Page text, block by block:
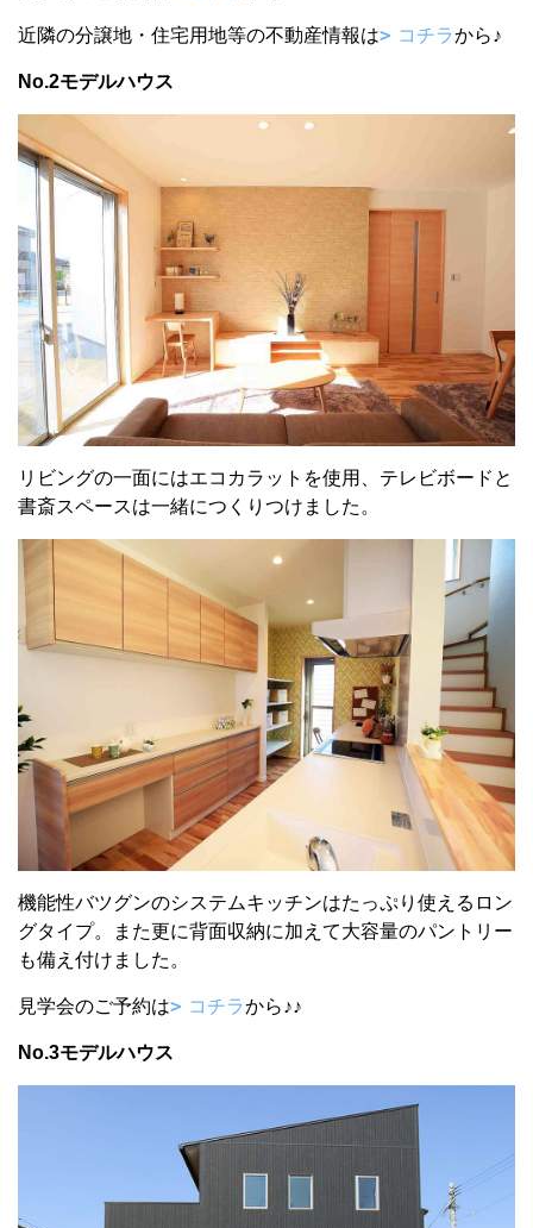
近隣の分譲地・住宅用地等の不動産情報は コチラから♪
No.2モデルハウス
リビングの一面にはエコカラットを使用、テレビボードと
書斎スペースは一緒につくりつけました。
機能性バツグンのシステムキッチンはたっぷり使えるロン
グタイプ。また更に背面収納に加えて大容量のパントリー
も備え付けました。
見学会のご予約は コチラから♪♪
No.3モデルハウス